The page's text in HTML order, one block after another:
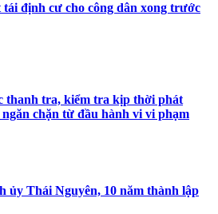
tái định cư cho công dân xong trước
thanh tra, kiểm tra kịp thời phát
chặn từ đầu hành vi vi phạm
ủy Thái Nguyên, 10 năm thành lập